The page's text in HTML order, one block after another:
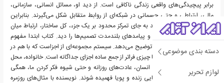
دسته بندی موضوعی
لوازم تحریر
برابر پیچیدگی‌های واقعی زندگی ناکافی است. از دید او، مسائل انسانی، سازمانی،
مالی، ارتباطی و حتی جسمانی در شبکه‌ای از روابط متقابل شکل می‌گیرند. بنابراین
برای حل درست آن‌ها باید به جای تمرکز محدود بر یک جزء، کل ساختار، ارتباط میان
اجزا، الگوهای تکرارشونده و پیامدهای بلندمدت تصمیم‌ها را دید. کتاب ابتدا مفهوم
سیستم را به شکلی ساده توضیح می‌دهد. سیستم مجموعه‌ای از اجزاست که با هم در
ارتباط‌اند و رفتار کلی آن‌ها چیزی فراتر از جمع ساده اجزای جداگانه است. خانواده، محل
کار، اقتصاد شخصی، بدن انسان، عادت‌های روزانه و حتی شیوه فکر کردن ما، همگی
می‌توانند مانند سیستم‌هایی زنده و پویا فهمیده شوند. نویسنده با مثال‌های روزمره